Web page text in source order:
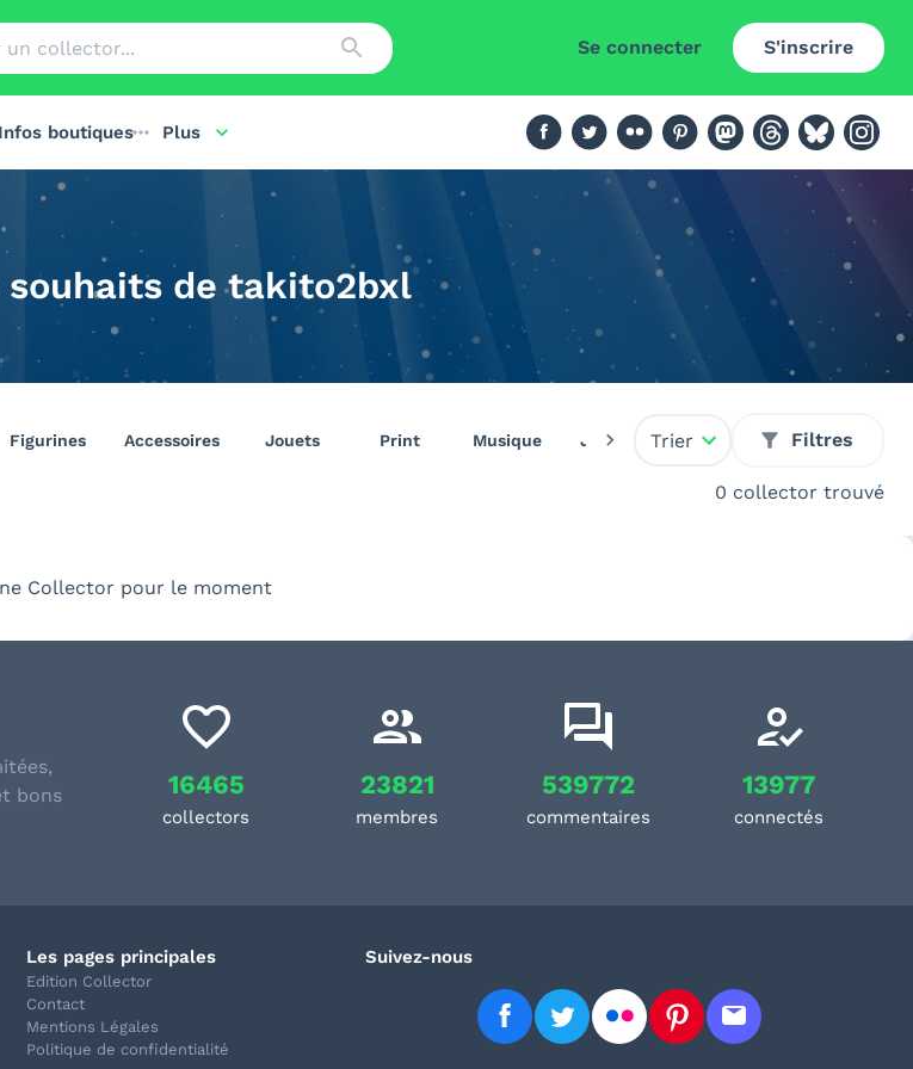
Se connecter S'inscrire
Infos boutiques Plus
souhaits de takito2bxl
Figurines Accessoires Jouets Print Musique Jeux vidéo Livres Pin's
Trier Filtres
0 collector trouvé
Collector pour le moment
bons
16465
collectors
23821
membres
539772
commentaires
13977
connectés
Les pages principales
Edition Collector
Contact
Mentions Légales
Politique de confidentialité
Suivez-nous